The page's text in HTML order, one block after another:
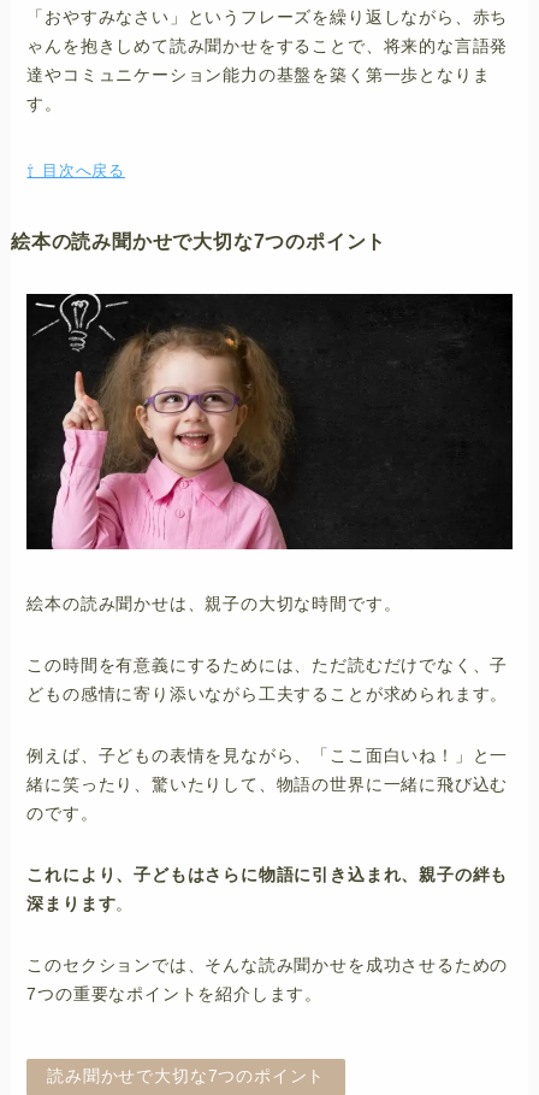
「おやすみなさい」というフレーズを繰り返しながら、赤ち
ゃんを抱きしめて読み聞かせをすることで、将来的な言語発
達やコミュニケーション能力の基盤を築く第一歩となりま
す。
⇧ 目次へ戻る
絵本の読み聞かせで大切な7つのポイント
絵本の読み聞かせは、親子の大切な時間です。
この時間を有意義にするためには、ただ読むだけでなく、子
どもの感情に寄り添いながら工夫することが求められます。
例えば、子どもの表情を見ながら、「ここ面白いね！」と一
緒に笑ったり、驚いたりして、物語の世界に一緒に飛び込む
のです。
これにより、子どもはさらに物語に引き込まれ、親子の絆も
深まります。
このセクションでは、そんな読み聞かせを成功させるための
7つの重要なポイントを紹介します。
読み聞かせで大切な7つのポイント